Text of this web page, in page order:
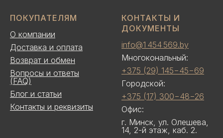
ПОКУПАТЕЛЯМ
О компании
Доставка и оплата
Возврат и обмен
Вопросы и ответы
(FAQ)
Блог и статьи
Контакты и реквизиты
КОНТАКТЫ И
ДОКУМЕНТЫ
info@1 454 569.by
Многокональный:
+375 (29) 145−45−69
Городской:
+375 (17) 300−48−26
Офис:
г. Минск, ул. Олешева,
14, 2-й этаж, каб. 2.